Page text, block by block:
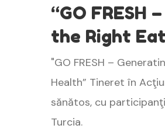
“GO
the Right
"GO FRESH –
Health” Tineret în
sănătos, cu
Turcia.